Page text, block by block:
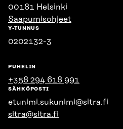
00181 Helsinki
Saapumisohjeet
Y-TUNNUS
0202132-3
PUHELIN
+358 294 618 991
SÄHKÖPOSTI
etunimi.sukunimi@sitra.fi
sitra@sitra.fi